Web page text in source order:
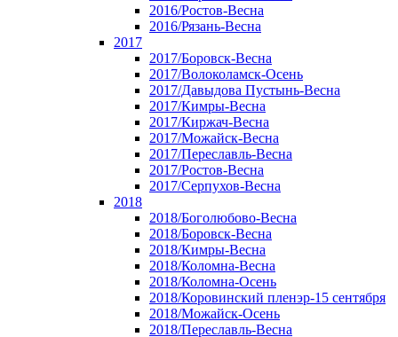
2016/Ростов-Весна
2016/Рязань-Весна
2017
2017/Боровск-Весна
2017/Волоколамск-Осень
2017/Давыдова Пустынь-Весна
2017/Кимры-Весна
2017/Киржач-Весна
2017/Можайск-Весна
2017/Переславль-Весна
2017/Ростов-Весна
2017/Серпухов-Весна
2018
2018/Боголюбово-Весна
2018/Боровск-Весна
2018/Кимры-Весна
2018/Коломна-Весна
2018/Коломна-Осень
2018/Коровинский пленэр-15 сентября
2018/Можайск-Осень
2018/Переславль-Весна